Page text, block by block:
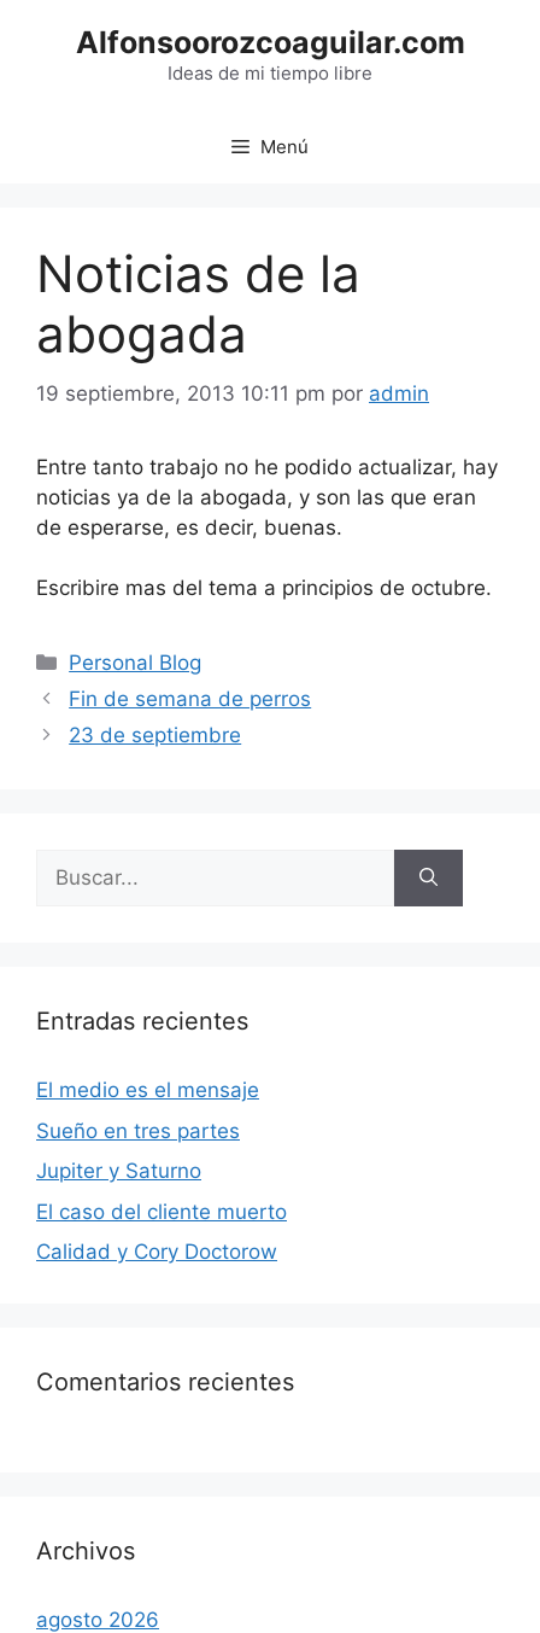
Alfonsoorozcoaguilar.com
Ideas de mi tiempo libre
Menú
Noticias de la
abogada
19 septiembre, 2013 10:11 pm por admin
Entre tanto trabajo no he podido actualizar, hay
noticias ya de la abogada, y son las que eran
de esperarse, es decir, buenas.
Escribire mas del tema a principios de octubre.
Categorías
Personal Blog
Fin de semana de perros
23 de septiembre
Buscar:
Entradas recientes
El medio es el mensaje
Sueño en tres partes
Jupiter y Saturno
El caso del cliente muerto
Calidad y Cory Doctorow
Comentarios recientes
Archivos
agosto 2026